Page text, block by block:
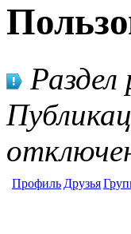
Профиль Друзья